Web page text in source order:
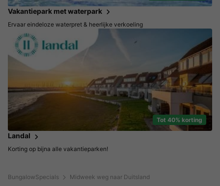
BungalowSpecials Midweek weg naar Duitsland
Vakantiepark met waterpark
Ervaar eindeloze waterpret & heerlijke verkoeling
Tot 40% korting
Landal
Korting op bijna alle vakantieparken!